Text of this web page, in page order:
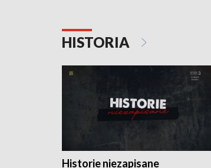
HISTORIA
Historie niezapisane